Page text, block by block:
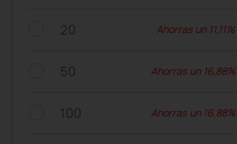
20 Ahorras un 11,11%
50 Ahorras un 16,88%
100 Ahorras un 16,88%